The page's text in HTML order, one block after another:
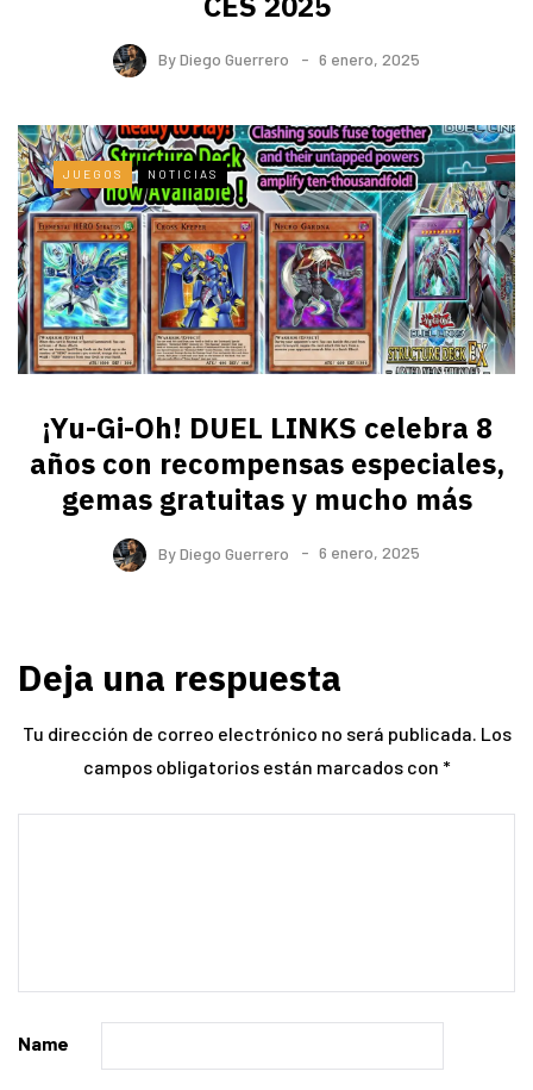
ByDiego Guerrero 6 enero, 2025
JUEGOS NOTICIAS
¡Yu-Gi-Oh! DUEL LINKS celebra 8
años con recompensas especiales,
gemas gratuitas y mucho más
ByDiego Guerrero 6 enero, 2025
Deja una respuesta
Tu dirección de correo electrónico no será publicada. Los
campos obligatorios están marcados con *
Name